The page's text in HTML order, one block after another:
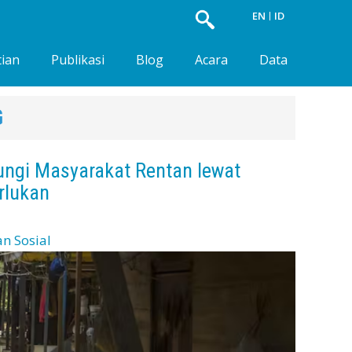
EN ID
Publikasi Blog Acara Data
Masyarakat Rentan lewat
Sosial